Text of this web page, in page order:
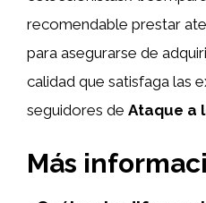
recomendable prestar
para asegurarse de
calidad que satisfaga las
seguidores de Ataque a
Más